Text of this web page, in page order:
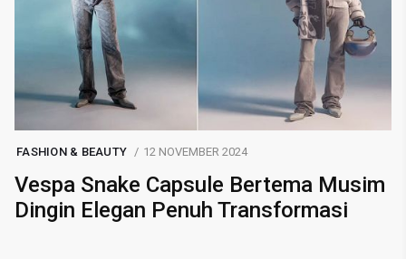
FASHION & BEAUTY 12 NOVEMBER 2024
Vespa Snake Capsule Bertema Musim
Dingin Elegan Penuh Transformasi